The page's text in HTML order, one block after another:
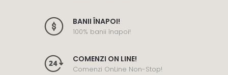
BANII ÎNAPOI!
100% banii înapoi!
COMENZI ON LINE!
Comenzi OnLine Non-Stop!